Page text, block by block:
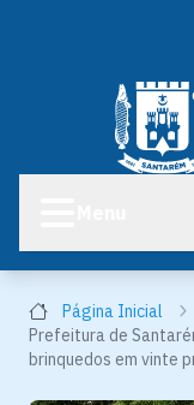
Página Inicial
Prefeitura de
brinquedos em vinte